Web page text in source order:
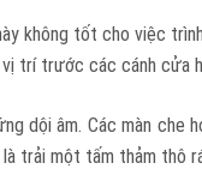
không tốt cho việc
trí trước các cánh cửa
dội âm. Các màn
trải một tấm thảm thô